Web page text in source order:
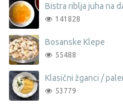
Bistra riblja juha na
141828
Bosanske Klepe
55488
Klasični žganci /
53779